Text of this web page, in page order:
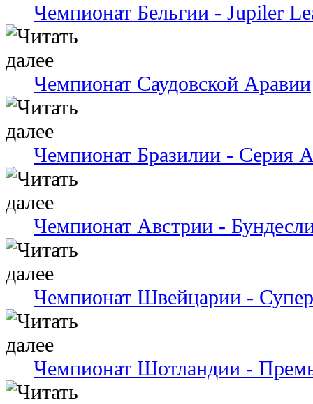
Чемпионат Бельгии - Jupiler
Чемпионат Саудовской Аравии
Чемпионат Бразилии - Серия
Чемпионат Австрии -
Чемпионат Швейцарии -
Чемпионат Шотландии -